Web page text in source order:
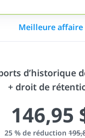
Meilleure affaire
d’historique
+ droit de
146,95
25 % de réduction